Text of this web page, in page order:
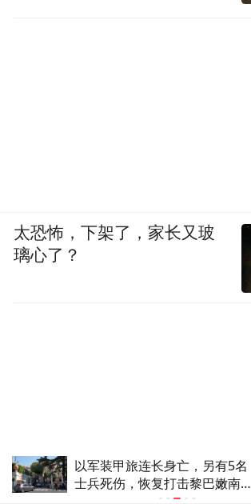
特朗普、内塔尼亚胡不到24小
时两次通话，以色列：“暂停”袭
击伊朗，本轮袭击行动与美国进
太恐怖，下架了，家长又玻
璃心了？